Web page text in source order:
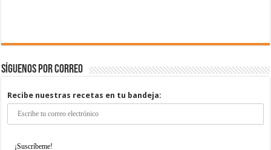
Síguenos por correo
Recibe nuestras recetas en tu bandeja: